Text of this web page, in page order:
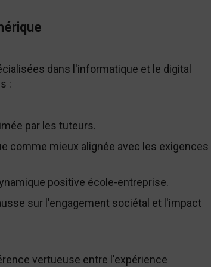
dans l'informatique et le digital
:
par les tuteurs.
comme mieux alignée avec les exigences
positive école-entreprise.
sur l'engagement sociétal et l'impact
vertueuse entre l'expérience